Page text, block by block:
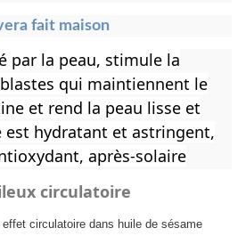
fait maison
par la peau, stimule la
qui maintiennent le
et rend la peau lisse et
est hydratant et astringent,
après-solaire
circulatoire
circulatoire dans huile de sésame